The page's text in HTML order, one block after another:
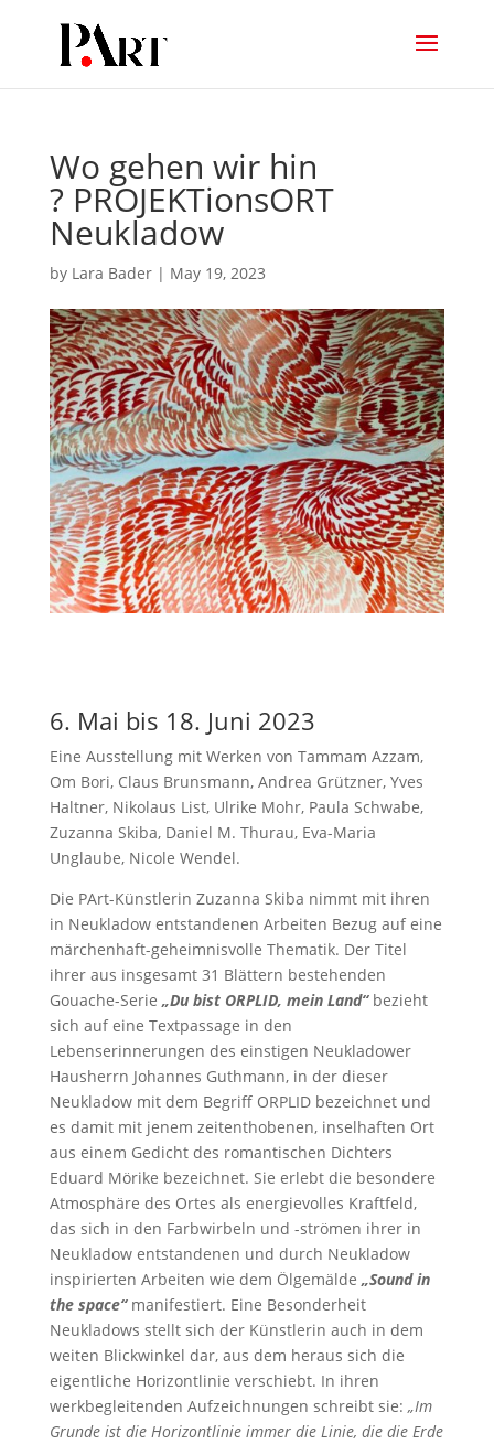
Wo gehen wir hin
? PROJEKTionsORT
Neukladow
by Lara Bader| May 19, 2023
6. Mai bis 18. Juni 2023
Eine Ausstellung mit Werken von Tammam Azzam,
Om Bori, Claus Brunsmann, Andrea Grützner, Yves
Haltner, Nikolaus List, Ulrike Mohr, Paula Schwabe,
Zuzanna Skiba, Daniel M. Thurau, Eva-Maria
Unglaube, Nicole Wendel.
Die PArt-Künstlerin Zuzanna Skiba nimmt mit ihren
in Neukladow entstandenen Arbeiten Bezug auf eine
märchenhaft-geheimnisvolle Thematik. Der Titel
ihrer aus insgesamt 31 Blättern bestehenden
Gouache-Serie „Du bist ORPLID, mein Land“ bezieht
sich auf eine Textpassage in den
Lebenserinnerungen des einstigen Neukladower
Hausherrn Johannes Guthmann, in der dieser
Neukladow mit dem Begriff ORPLID bezeichnet und
es damit mit jenem zeitenthobenen, inselhaften Ort
aus einem Gedicht des romantischen Dichters
Eduard Mörike bezeichnet. Sie erlebt die besondere
Atmosphäre des Ortes als energievolles Kraftfeld,
das sich in den Farbwirbeln und -strömen ihrer in
Neukladow entstandenen und durch Neukladow
inspirierten Arbeiten wie dem Ölgemälde „Sound in
the space“manifestiert. Eine Besonderheit
Neukladows stellt sich der Künstlerin auch in dem
weiten Blickwinkel dar, aus dem heraus sich die
eigentliche Horizontlinie verschiebt. In ihren
werkbegleitenden Aufzeichnungen schreibt sie: „Im
Grunde ist die Horizontlinie immer die Linie, die die Erde